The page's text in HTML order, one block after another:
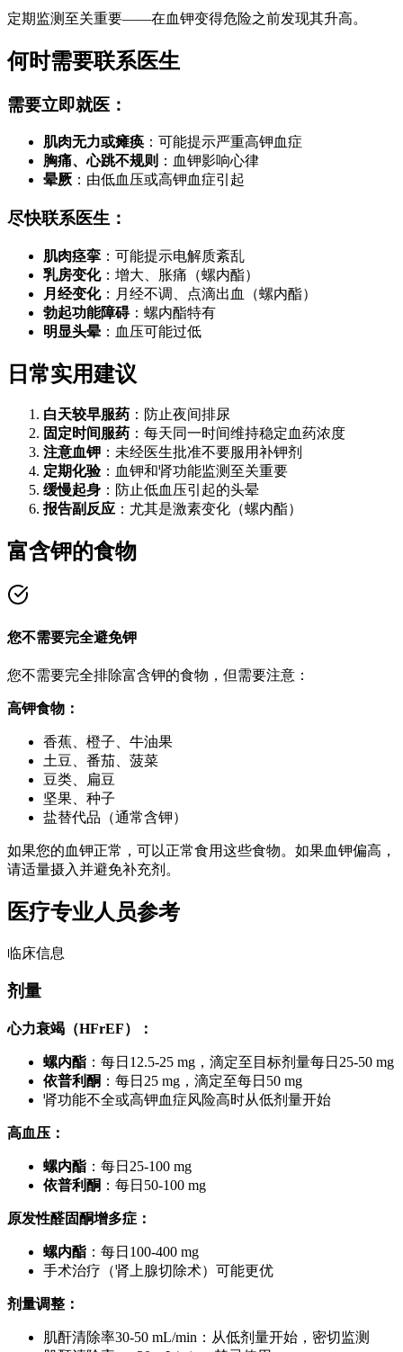
定期监测至关重要——在血钾变得危险之前发现其升高。
何时需要联系医生
需要立即就医：
肌肉无力或瘫痪 ：可能提示严重高钾血症
胸痛、心跳不规则 ：血钾影响心律
晕厥 ：由低血压或高钾血症引起
尽快联系医生：
肌肉痉挛 ：可能提示电解质紊乱
乳房变化：增大、胀痛（螺内酯）
月经变化：月经不调、点滴出血（螺内酯）
勃起功能障碍：螺内酯特有
明显头晕 ：血压可能过低
日常实用建议
白天较早服药 ：防止夜间排尿
固定时间服药 ：每天同一时间维持稳定血药浓度
注意血钾 ：未经医生批准不要服用补钾剂
定期化验：血钾和肾功能监测至关重要
缓慢起身 ：防止低血压引起的头晕
报告副反应 ：尤其是激素变化（螺内酯）
富含钾的食物
您不需要完全避免钾
您不需要完全排除富含钾的食物，但需要注意：
高钾食物：
香蕉、橙子、牛油果
土豆、番茄、菠菜
豆类、扁豆
坚果、种子
盐替代品（通常含钾）
如果您的血钾正常，可以正常食用这些食物。如果血钾偏高，
请适量摄入并避免补充剂。
医疗专业人员参考
临床信息
剂量
心力衰竭（HFrEF）：
螺内酯 ：每日12.5-25 mg，滴定至目标剂量每日25-50 mg
依普利酮 ：每日25 mg，滴定至每日50 mg
肾功能不全或高钾血症风险高时从低剂量开始
高血压：
螺内酯 ：每日25-100 mg
依普利酮 ：每日50-100 mg
原发性醛固酮增多症：
螺内酯 ：每日100-400 mg
手术治疗（肾上腺切除术）可能更优
剂量调整：
肌酐清除率30-50 mL/min：从低剂量开始，密切监测